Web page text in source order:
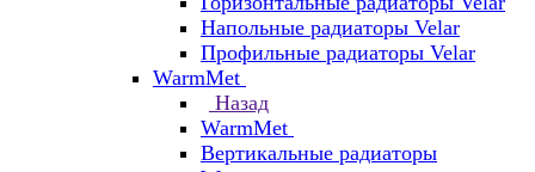
Напольные радиаторы Velar
Профильные радиаторы Velar
WarmMet
Назад
WarmMet
Вертикальные радиаторы